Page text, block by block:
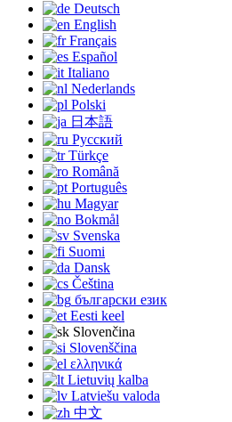
Deutsch
English
Français
Español
Italiano
Nederlands
Polski
日本語
Русский
Türkçe
Română
Português
Magyar
Bokmål
Svenska
Suomi
Dansk
Čeština
български език
Eesti keel
Slovenčina
Slovenščina
ελληνικά
Lietuvių kalba
Latviešu valoda
中文